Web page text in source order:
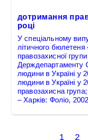
дотримання
році
У спе­ціаль­ному
лі­ти­ч­но­го
пра­во­за­хи­с­ної
Держдепартаменту
людини в Україні у
людини в Україні у
правозахисна
– Харків: Фоліо,
1 2